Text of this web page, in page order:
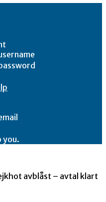
you.
avblåst – avtal klart